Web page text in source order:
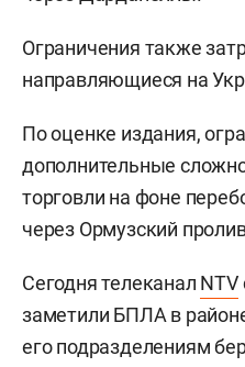
Ограничения также
направляющиеся на
По оценке издания,
дополнительные
торговли на фоне
через Ормузский
Сегодня телеканал NTV
заметили БПЛА в
его подразделениям